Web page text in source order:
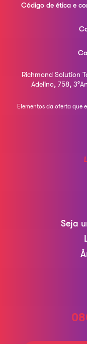
Código de ética e
Richmond Solution
Adelino, 758,
Elementos da oferta que
Seja